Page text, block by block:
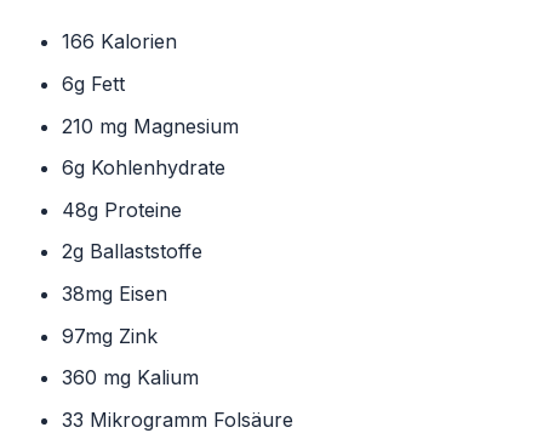
166 Kalorien
6g Fett
210 mg Magnesium
6g Kohlenhydrate
48g Proteine
2g Ballaststoffe
38mg Eisen
97mg Zink
360 mg Kalium
33 Mikrogramm Folsäure